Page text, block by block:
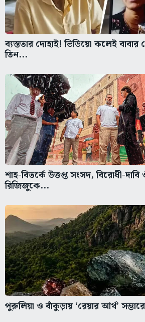
ব্যস্ততার দোহাই! ভিডিয়ো কলেই
তিন...
শাহ-বিতর্কে উত্তপ্ত সংসদ, বিরোধী-
রিজিজুকে...
পুরুলিয়া ও বাঁকুড়ায় ‘রেয়ার আর্থ’